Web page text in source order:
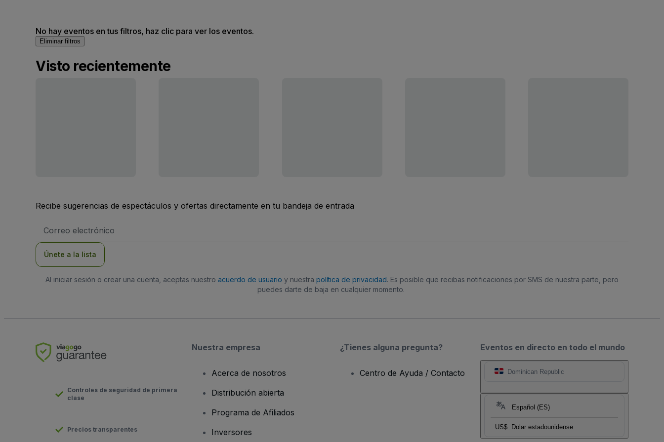
No hay eventos en tus filtros, haz clic para ver los eventos.
Eliminar filtros
Visto recientemente
Recibe sugerencias de espectáculos y ofertas directamente en tu bandeja de entrada
de
Únete a la lista
Al iniciar sesión o crear una cuenta, aceptas nuestro acuerdo de usuario y nuestra política de privacidad. Es posible que recibas notificaciones por SMS de nuestra parte, pero
puedes darte de baja en cualquier momento.
Eventos en directo en todo el mundo
Dominican Republic
Español (ES)
US$ Dolar estadounidense
Controles de seguridad de primera
clase
Precios transparentes
Nuestra empresa
Acerca de nosotros
Distribución abierta
Programa de Afiliados
Inversores
¿Tienes alguna pregunta?
Centro de Ayuda / Contacto